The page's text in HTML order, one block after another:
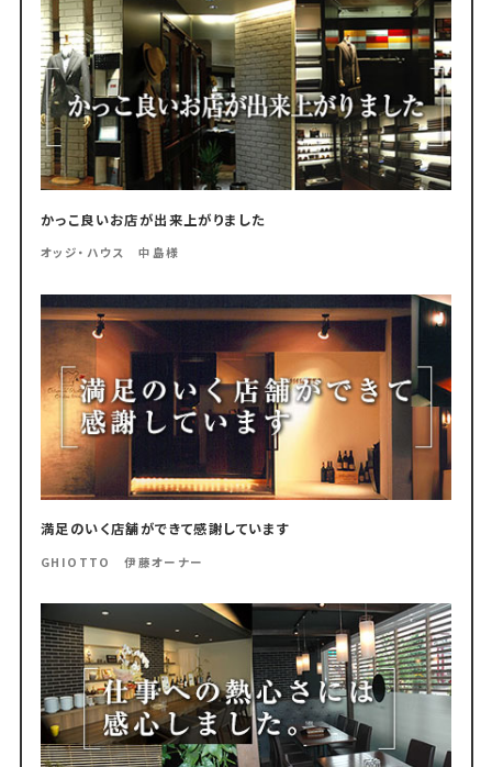
かっこ良いお店が出来上がりました
オッジ・ハウス 中島様
満足のいく店舗ができて感謝しています
GHIOTTO 伊藤オーナー